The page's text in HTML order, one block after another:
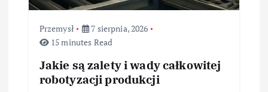
Przemysł
7 sierpnia, 2026
15 minutes Read
Jakie są zalety i wady całkowitej
robotyzacji produkcji